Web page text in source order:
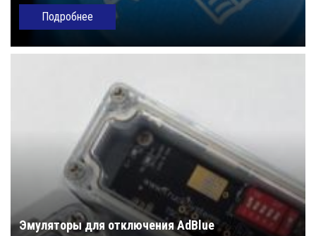
Подробнее
Эмуляторы для отключения AdBlue